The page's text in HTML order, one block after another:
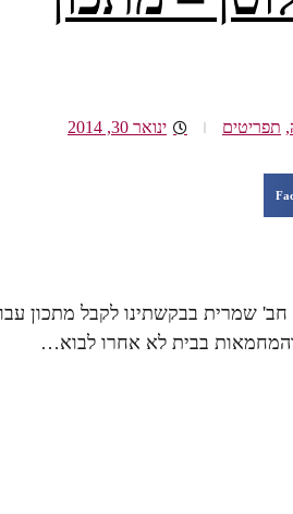
, תפריטים ינואר 30, 2014
שמרית בבקשתינו לקבל מתכון
והמחמאות בבית לא אחרו לבוא…